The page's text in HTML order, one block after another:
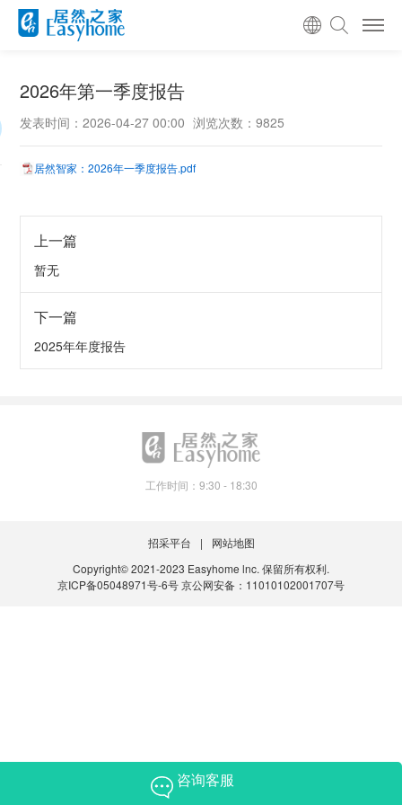
2026年第一季度报告
发表时间：2026-04-27 00:00 浏览次数：9825
居然智家：2026年一季度报告.pdf
上一篇
暂无
下一篇
2025年年度报告
工作时间：9:30 - 18:30
招采平台
网站地图
Copyright© 2021-2023 Easyhome lnc. 保留所有权利.
京ICP备05048971号-6号京公网安备：11010102001707号
咨询客服